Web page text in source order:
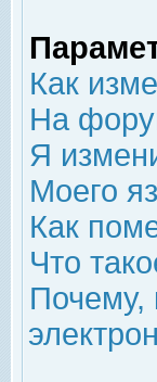
Как
На
Я
Моего
Как
Что
Почему,